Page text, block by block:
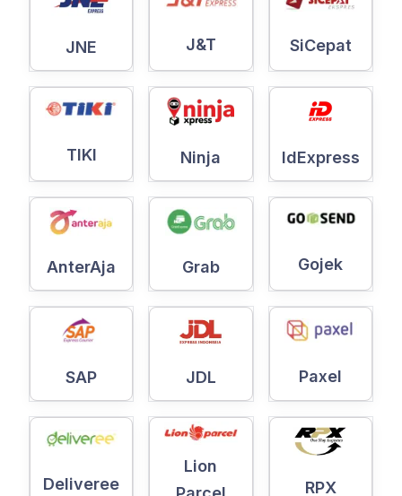
JNE J&T SiCepat
TIKI Ninja IdExpress
AnterAja Grab Gojek
SAP JDL Paxel
Deliveree
Lion
RPX